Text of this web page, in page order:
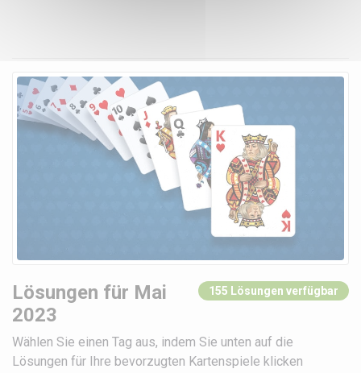
Lösungen für Mai
2023
155 Lösungen verfügbar
Wählen Sie einen Tag aus, indem Sie unten auf die
Lösungen für Ihre bevorzugten Kartenspiele klicken